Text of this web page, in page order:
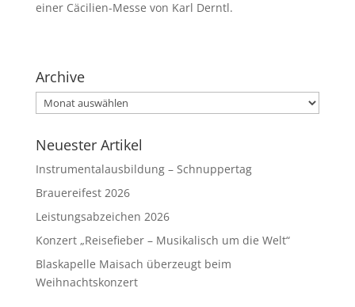
einer Cäcilien-Messe von Karl Derntl.
Archive
Archive
Neuester Artikel
Instrumentalausbildung – Schnuppertag
Brauereifest 2026
Leistungsabzeichen 2026
Konzert „Reisefieber – Musikalisch um die Welt“
Blaskapelle Maisach überzeugt beim
Weihnachtskonzert